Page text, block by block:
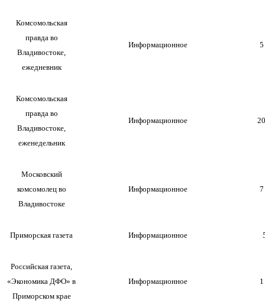
Комсомольская
правда во
Владивостоке,
ежедневник
Информационное 5
Комсомольская
правда во
Владивостоке,
еженедельник
Информационное
Московский
комсомолец во
Владивостоке
Информационное 7
Приморская газета Информационное
Российская газета,
«Экономика ДФО» в
Приморском крае
Информационное